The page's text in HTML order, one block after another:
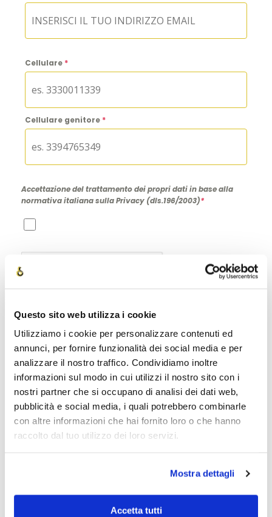
Questo sito web utilizza i cookie
Utilizziamo i cookie per personalizzare contenuti ed
annunci, per fornire funzionalità dei social media e per
analizzare il nostro traffico. Condividiamo inoltre
informazioni sul modo in cui utilizzi il nostro sito con i
nostri partner che si occupano di analisi dei dati web,
pubblicità e social media, i quali potrebbero combinarle
con altre informazioni che hai fornito loro o che hanno
raccolto dal tuo utilizzo dei loro servizi.
Mostra dettagli
Accetta tutti
Cellulare *
Cellulare genitore *
Accettazione del trattamento dei propri dati in base alla
normativa italiana sulla Privacy (dls.196/2003)*
TI POTREBBE INTERESSARE ANCHE:
Storia della
Storia della
Medicina – Cure e